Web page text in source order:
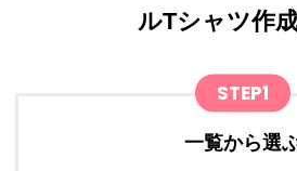
ルTシャツ作
STEP1
一覧から選